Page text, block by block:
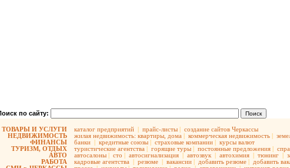
по сайту:
ТОВАРЫ И УСЛУГИ
НЕДВИЖИМОСТЬ
ФИНАНСЫ
ТУРИЗМ, ОТДЫХ
АВТО
РАБОТА
каталог предприятий | прайс-листы | создание сайтов Черкассы
жилая недвижимость: квартиры, дома | коммерческая недвижимость |
банки | кредитные союзы | страховые компании | курсы валют
туристические агентства | горящие туры | постоянные предложения |
автосалоны | сто | автосигнализация | автозвук | автохимия | тюнинг |
кадровые агентства | резюме | вакансии | добавить резюме | добавить